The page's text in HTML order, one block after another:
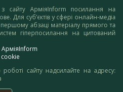
з сайту АрміяInform посилання на
Для суб’єктів у сфері онлайн-медіа
абзаці матеріалу прямого та
гіперпосилання на цитований
АрміяInform
cookie
сайту надсилайте на адресу: